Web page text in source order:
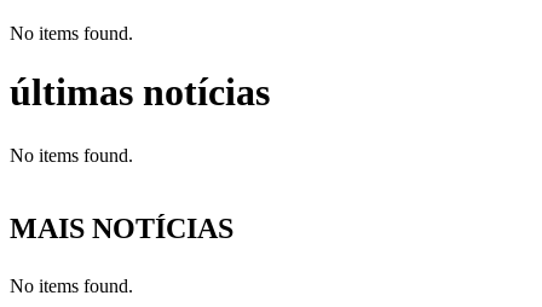
No items found.
últimas notícias
No items found.
MAIS NOTÍCIAS
No items found.